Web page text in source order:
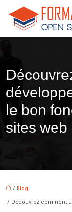
le bon
sites web
/ Blog
/ Découvrez comment